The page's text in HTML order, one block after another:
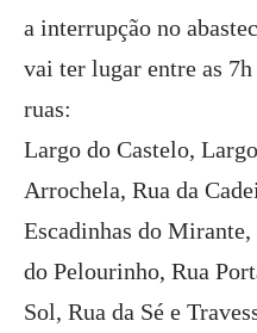
a interrupção no
vai ter lugar entre as 7h
ruas:
Largo do Castelo,
Arrochela, Rua da
Escadinhas do
do Pelourinho, Rua
Sol, Rua da Sé e